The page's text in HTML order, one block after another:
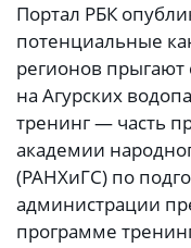
Портал РБК
потенциальные
регионов прыгают
на Агурских
тренинг — часть
академии
(РАНХиГС) по
администрации
программе